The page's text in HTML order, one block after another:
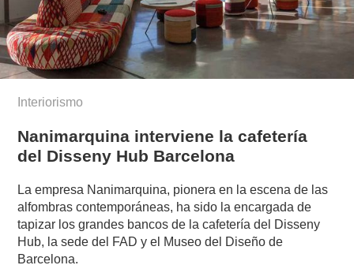
Interiorismo
Nanimarquina interviene la cafetería
del Disseny Hub Barcelona
La empresa Nanimarquina, pionera en la escena de las
alfombras contemporáneas, ha sido la encargada de
tapizar los grandes bancos de la cafetería del Disseny
Hub, la sede del FAD y el Museo del Diseño de
Barcelona.